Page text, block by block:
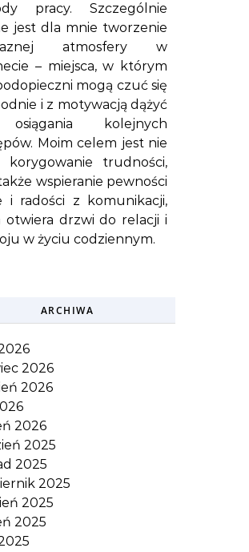
pracy. Szczególnie
jest dla mnie tworzenie
atmosfery w
– miejsca, w którym
mogą czuć się
i z motywacją dążyć
kolejnych
Moim celem jest nie
korygowanie trudności,
wspieranie pewności
i radości z komunikacji,
otwiera drzwi do relacji i
w życiu codziennym.
ARCHIWA
2026
2026
2026
2025
2025
2025
2025
2025